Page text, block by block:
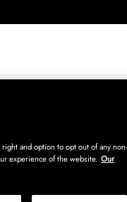
and option to opt out of any non-
experience of the website. Our